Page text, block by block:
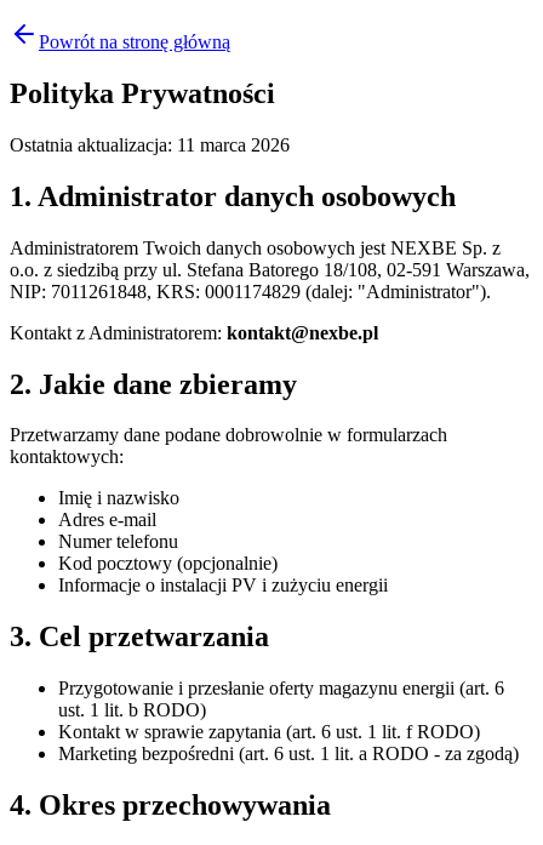
Powrót na stronę główną
Polityka Prywatności
Ostatnia aktualizacja: 11 marca 2026
1. Administrator danych osobowych
Administratorem Twoich danych osobowych jest NEXBE Sp. z
o.o. z siedzibą przy ul. Stefana Batorego 18/108, 02-591 Warszawa,
NIP: 7011261848, KRS: 0001174829 (dalej: "Administrator").
Kontakt z Administratorem: kontakt@nexbe.pl
2. Jakie dane zbieramy
Przetwarzamy dane podane dobrowolnie w formularzach
kontaktowych:
Imię i nazwisko
Adres e-mail
Numer telefonu
Kod pocztowy (opcjonalnie)
Informacje o instalacji PV i zużyciu energii
3. Cel przetwarzania
Przygotowanie i przesłanie oferty magazynu energii (art. 6
ust. 1 lit. b RODO)
Kontakt w sprawie zapytania (art. 6 ust. 1 lit. f RODO)
Marketing bezpośredni (art. 6 ust. 1 lit. a RODO - za zgodą)
4. Okres przechowywania